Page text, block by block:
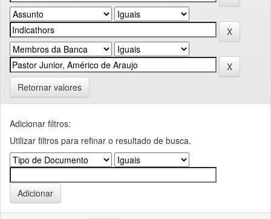
Retornar valores
Adicionar filtros:
Utilizar filtros para refinar o resultado de busca.